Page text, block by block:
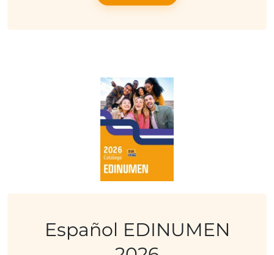
Español EDINUMEN